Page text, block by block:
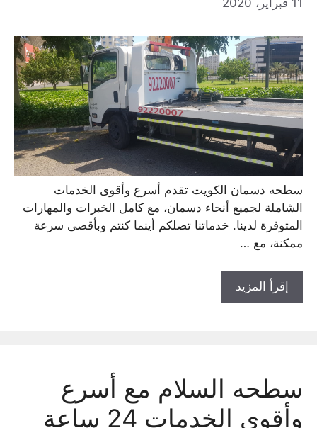
سطحه دسمان الكويت تقدم أسرع وأقوى الخدمات
الشاملة لجميع أنحاء دسمان، مع كامل الخبرات والمهارات
المتوفرة لدينا. خدماتنا تصلكم أينما كنتم وبأقصى سرعة
ممكنة، مع …
إقرأ المزيد
سطحه السلام مع أسرع
وأقوى الخدمات 24 ساعة